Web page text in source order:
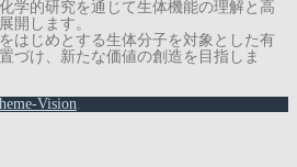
学的研究を通じて生体機能の理解と高
開します。
はじめとする生体分子を対象とした有
づけ、新たな価値の創造を目指しま
Vision.